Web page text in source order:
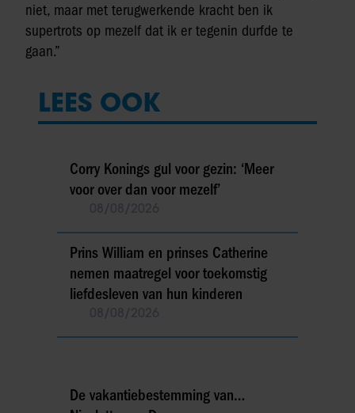
niet, maar met terugwerkende kracht ben ik
supertrots op mezelf dat ik er tegenin durfde te
gaan.”
LEES OOK
Corry Konings gul voor gezin: ‘Meer
voor over dan voor mezelf’
Prins William en prinses Catherine
nemen maatregel voor toekomstig
liefdesleven van hun kinderen
De vakantiebestemming van…